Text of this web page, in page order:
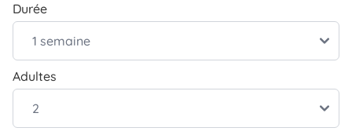
Durée
Adultes